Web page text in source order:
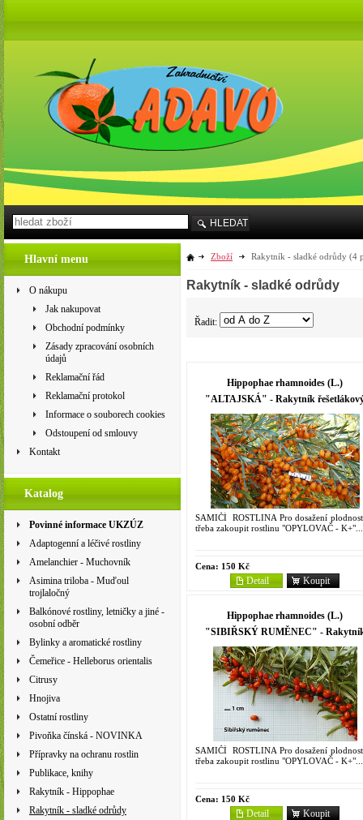
Hlavní menu
O nákupu
Jak nakupovat
Obchodní podmínky
Zásady zpracování osobních
údajů
Reklamační řád
Reklamační protokol
Informace o souborech cookies
Odstoupení od smlouvy
Kontakt
Katalog
Povinné informace UKZÚZ
Adaptogenní a léčivé rostliny
Amelanchier - Muchovník
Asimina triloba - Muďoul
trojlaločný
Balkónové rostliny, letničky a jiné -
osobní odběr
Bylinky a aromatické rostliny
Čemeřice - Helleborus orientalis
Citrusy
Hnojiva
Ostatní rostliny
Pivoňka čínská - NOVINKA
Přípravky na ochranu rostlin
Publikace, knihy
Rakytník - Hippophae
Rakytník - sladké odrůdy
Zboží Rakytník - sladké odrůdy (4
Rakytník - sladké odrůdy
Řadit:
Hippophae rhamnoides (L.)
"ALTAJSKÁ" - Rakytník
SAMIČÍ ROSTLINA Pro dosažení
třeba zakoupit rostlinu "OPYLOVAČ -
Cena: 150 Kč
Koupit
Detail
Hippophae rhamnoides (L.)
"SIBIŘSKÝ RUMĚNEC" -
řešetlákový
SAMIČÍ ROSTLINA Pro dosažení
třeba zakoupit rostlinu "OPYLOVAČ -
Cena: 150 Kč
Koupit
Detail
HLEDAT